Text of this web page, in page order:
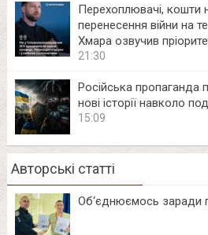
Перехоплювачі, кошти
перенесення війни на
Хмара озвучив
21:30
Російська пропаганда
нові історії навколо
15:09
Авторські статті
Об‘єднюємось заради